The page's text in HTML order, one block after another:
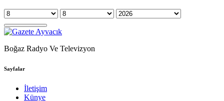
Boğaz Radyo Ve Televizyon
Sayfalar
İletişim
Künye